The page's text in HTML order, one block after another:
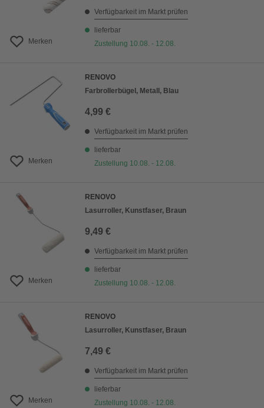
Merken
Verfügbarkeit im Markt prüfen
lieferbar
Zustellung 10.08. - 12.08.
Merken
RENOVO
Farbrollerbügel, Metall, Blau
4,99 €
Verfügbarkeit im Markt prüfen
lieferbar
Zustellung 10.08. - 12.08.
Merken
RENOVO
Lasurroller, Kunstfaser, Braun
9,49 €
Verfügbarkeit im Markt prüfen
lieferbar
Zustellung 10.08. - 12.08.
Merken
RENOVO
Lasurroller, Kunstfaser, Braun
7,49 €
Verfügbarkeit im Markt prüfen
lieferbar
Zustellung 10.08. - 12.08.